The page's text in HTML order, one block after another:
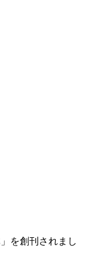
を創刊されまし